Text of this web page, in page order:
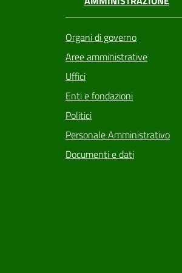
Organi di governo
Aree amministrative
Uffici
Enti e fondazioni
Politici
Personale Amministrativo
Documenti e dati